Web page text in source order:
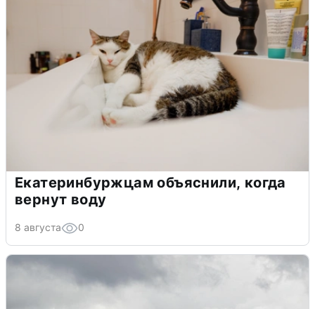
Екатеринбуржцам объяснили, когда
вернут воду
8 августа 0